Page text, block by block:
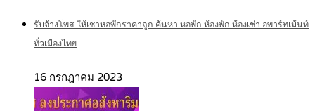
รับจ้างโพส ให้เช่าหอพักราคาถูก ค้นหา หอพัก ห้องพัก ห้องเช่า อพาร์ทเม้นท์
ทั่วเมืองไทย
16 กรกฎาคม 2023